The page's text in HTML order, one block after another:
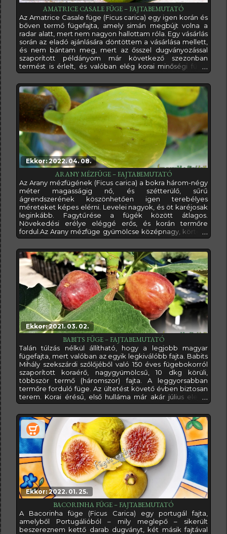
AMATRICE CASALE FÜGE – FAJTABEMUTATÓ
Az Amatrice Casale füge (Ficus carica) egy igen korán és
bőven termő fügefajta, amely simán megbújt volna a
radar alatt, mert nem nagyon hallottam róla. Egy vásárlás
során az eladó ajánlására döntöttem a vásárlása mellett,
és nem bántam meg, mert az ősszel dugványozással
szaporított példányom már következő szezonban
termést is érlelt, és valóban elég korai minőségi füge.
Örülök, hogy rész a farmosi füge-
fajtagyűjteményemnek.Az Amatrice Casale füge
különlegessége, hogy mindkét terméshulláma korán
érik, ami azt jelenti, hogy ősszel is bőven számíthatunk
Ekkor: 2022. 04. 08.
ARANY MÉZFÜGE – FAJTABEMUTATÓ
Az Arany mézfügének (Ficus carica) a bokra három-négy
méter magasságig nő, és szétterülő, sűrű
ágrendszerének köszönhetően igen terebélyes
méreteket képes elérni. Levelei nagyok, és öt karéjosak
leginkább. Fagytűrése a fügék között átlagos.
Növekedési erélye eléggé erős, és korán termőre
fordul.Az Arany mézfüge gyümölcse középnagy, körtére
emlékeztető alakú. Bőre nagyon szép sárga, vagy
sárgászöld színű, éréskor barna pöttyök (cukorfoltok)
jelennek meg rajta, mint ez általában a sárga fügéknél
szokott lenni (ha esetleg érdekel, akkor itt írtam a
Ekkor: 2021. 03. 02.
BABITS FÜGE – FAJTABEMUTATÓ
Talán túlzás nélkül állítható, hogy a legjobb magyar
fügefajta, mert valóban az egyik legkiválóbb fajta. Babits
Mihály szekszárdi szőlőjéből való 150 éves fügebokorról
szaporított koraérő, nagygyümölcsű, 10 dkg körüli,
többször termő (háromszor) fajta. A leggyorsabban
termőre forduló füge. Az ültetést követő évben biztosan
terem. Korai érésű, első hulláma már akár július elején
érik. Egy szedésre 25-30 kg-ot is szüretelhetünk róla.
Ezért hát nem csoda, hogy az elsők között szereztem be
ezt a rendkívüli, bár hazánkban elterjedtsége miatt
közönségesnek
Ekkor: 2022. 01. 25.
BACORINHA FÜGE – FAJTABEMUTATÓ
A Bacorinha füge (Ficus Carica) egy portugál fajta,
amelyből Portugálióból – mily meglepő – sikerült
beszereznem kettő darab dugványt, két másik fajtával